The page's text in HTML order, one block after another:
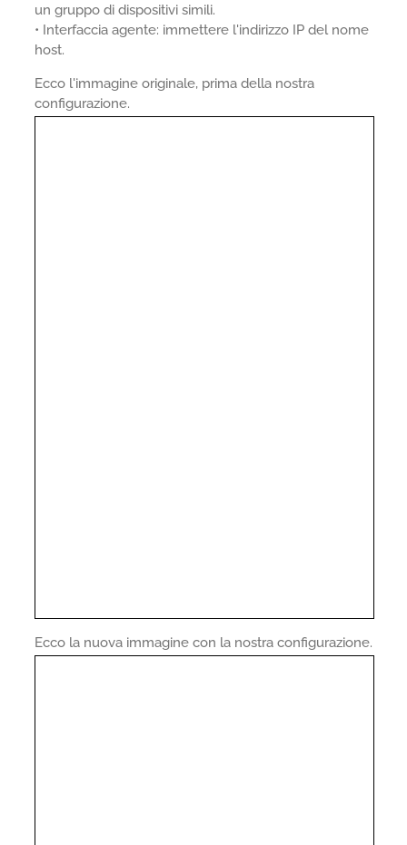
un gruppo di dispositivi simili.
• Interfaccia agente: immettere l'indirizzo IP del nome
host.
Ecco l'immagine originale, prima della nostra
configurazione.
Ecco la nuova immagine con la nostra configurazione.